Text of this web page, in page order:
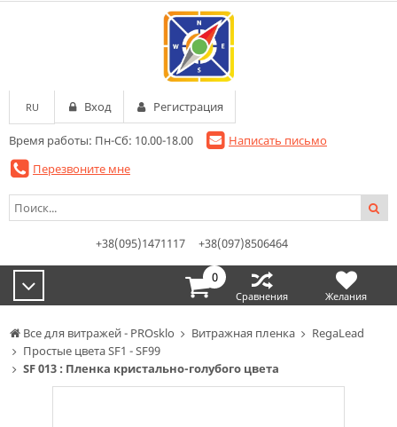
Все для витражей - PROsklo Витражная пленка
RegaLead
Простые цвета SF1 - SF99
SF 013 : Пленка кристально-голубого цвета
Время работы: Пн-Сб: 10.00-18.00
Написать письмо
Перезвоните мне
RU Вход Регистрация
+38(095)1471117 +38(097)8506464
0
Сравнения Желания